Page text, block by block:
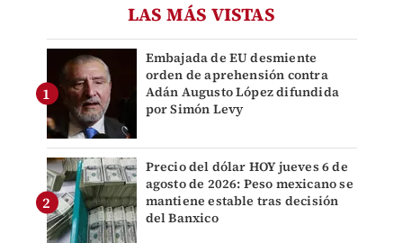
LAS MÁS VISTAS
Embajada de EU desmiente
orden de aprehensión contra
Adán Augusto López difundida
por Simón Levy
Precio del dólar HOY jueves 6 de
agosto de 2026: Peso mexicano se
mantiene estable tras decisión
del Banxico